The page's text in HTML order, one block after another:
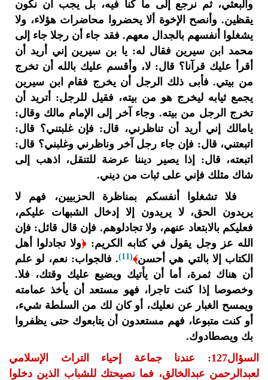
والبعثي، ثم نرجع إلى ما كنا فيه، بل يجب أن نكون
يقظين. وأنصح الإخوة ألا يحضروا محاضرات هؤلاء، ولا
يشغلوا أنفسهم بالجدال معهم. فقد جاء أن رجلا جاء إلى
محمد ابن سيرين فقال له: يا بن سيرين إني أريد أن
أقرأ عليك قرآنا؟ قال: لا، وأقسم عليك بالله أن تخرج
من بيتي. فأبى ذلك الرجل أن يخرج فقام ابن سيرين
يجمع ثيابه ليخرج هو من بيته، فقيل للرجل: أتريد أن
تخرج الرجل من بيته. وجاء آخر إلى الإمام مالك وقال:
يامالك إني أريد أن تناظرني، قال: فإن غلبتني؟ قال:
اتبعتني، قال: فإن جاء رجل آخر وناظرني وغلبني؟ قال:
اتبعته، قال: إذا يصير ديننا عرضة للتنقل، اذهب إلى
شاك مثلك فإني على ثبات من ديني.
فلا تشغلوا أنفسكم بمناظرة الحزبيين، فهم لا
يريدون الحق، لا يريدون إلا إدخال الشبهات عليكم،
فعليكم بالابتعاد عنهم، ولا تجادلوهم. فإن قال قائل: فإن
الله عز وجل يقول في كتابه الكريم:﴿ولا تجادلوا أهل
الكتاب إلا بالتي هي أحسن﴾(11)
. فالجواب: نعم، لو علم
أن هناك ثمرة، أما أن يأتيك ويضيع عليك وقتك، فلا.
وخصوصا إذا كنت تاجرا، فهو مستعد أن يأخذ عمامته
ويمسح الغبار عن نعليك، أو كان لك من السلطة شيء،
أو كنت متبوعا، فهم مستعدون أن يتابعوك حتى يظفروا
بك ويصطادوك.
السؤال127: عندنا جماعة إحياء التراث الإسلامي
لعبدالرحمن عبدالخالق، فما نصيحتك للشباب الذين دخلوا